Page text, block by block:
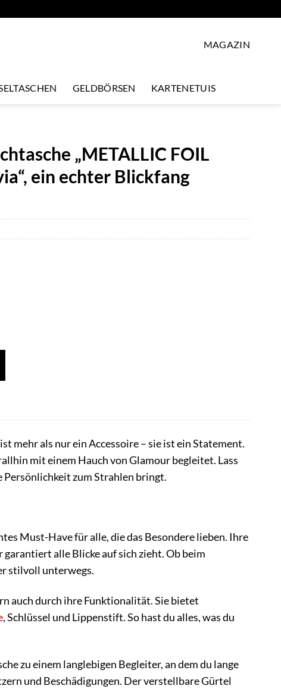
MAGAZIN
GELDBÖRSEN KARTENETUIS
„METALLIC FOIL
ein echter Blickfang
mehr als nur ein Accessoire – sie ist ein Statement.
mit einem Hauch von Glamour begleitet. Lass
Persönlichkeit zum Strahlen bringt.
Must-Have für alle, die das Besondere lieben. Ihre
alle Blicke auf sich zieht. Ob beim
stilvoll unterwegs.
auch durch ihre Funktionalität. Sie bietet
, Schlüssel und Lippenstift. So hast du alles, was du
zu einem langlebigen Begleiter, an dem du lange
und Beschädigungen. Der verstellbare Gürtel